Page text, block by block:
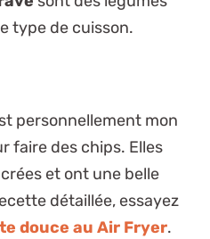
type de cuisson.
personnellement mon
faire des chips. Elles
et ont une belle
détaillée, essayez
douce au Air Fryer.